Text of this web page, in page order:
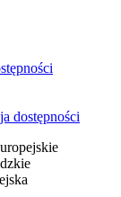
dostępności